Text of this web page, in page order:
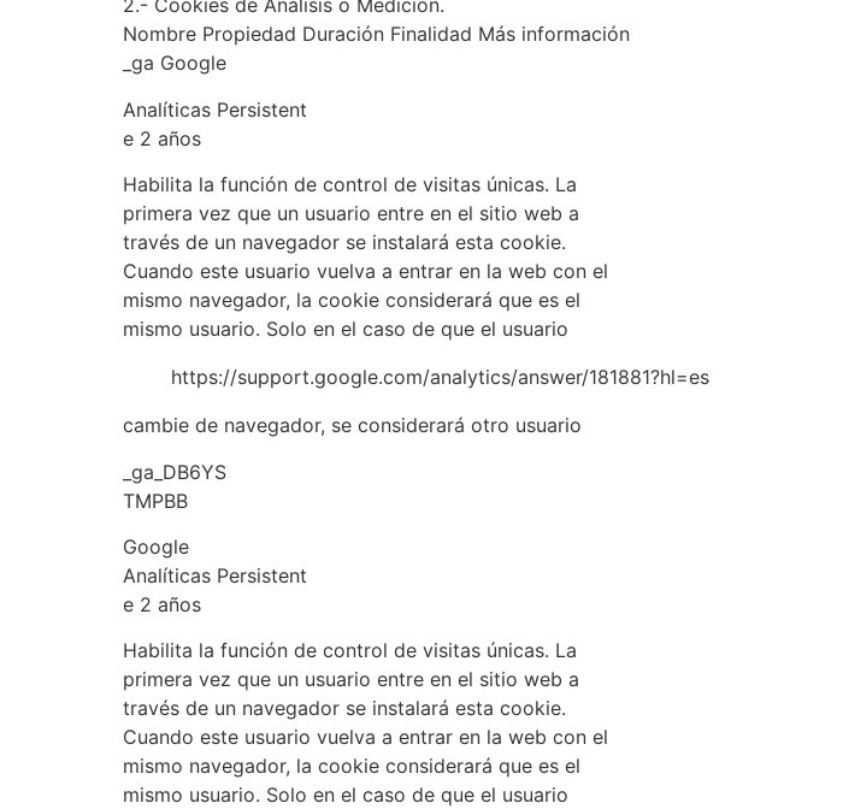
2.- Cookies de Análisis o Medición.
Nombre Propiedad Duración Finalidad Más información
_ga Google
Analíticas Persistent
e 2 años
Habilita la función de control de visitas únicas. La
primera vez que un usuario entre en el sitio web a
través de un navegador se instalará esta cookie.
Cuando este usuario vuelva a entrar en la web con el
mismo navegador, la cookie considerará que es el
mismo usuario. Solo en el caso de que el usuario
https://support.google.com/analytics/answer/181881?hl=es
cambie de navegador, se considerará otro usuario
_ga_DB6YS
TMPBB
Google
Analíticas Persistent
e 2 años
Habilita la función de control de visitas únicas. La
primera vez que un usuario entre en el sitio web a
través de un navegador se instalará esta cookie.
Cuando este usuario vuelva a entrar en la web con el
mismo navegador, la cookie considerará que es el
mismo usuario. Solo en el caso de que el usuario